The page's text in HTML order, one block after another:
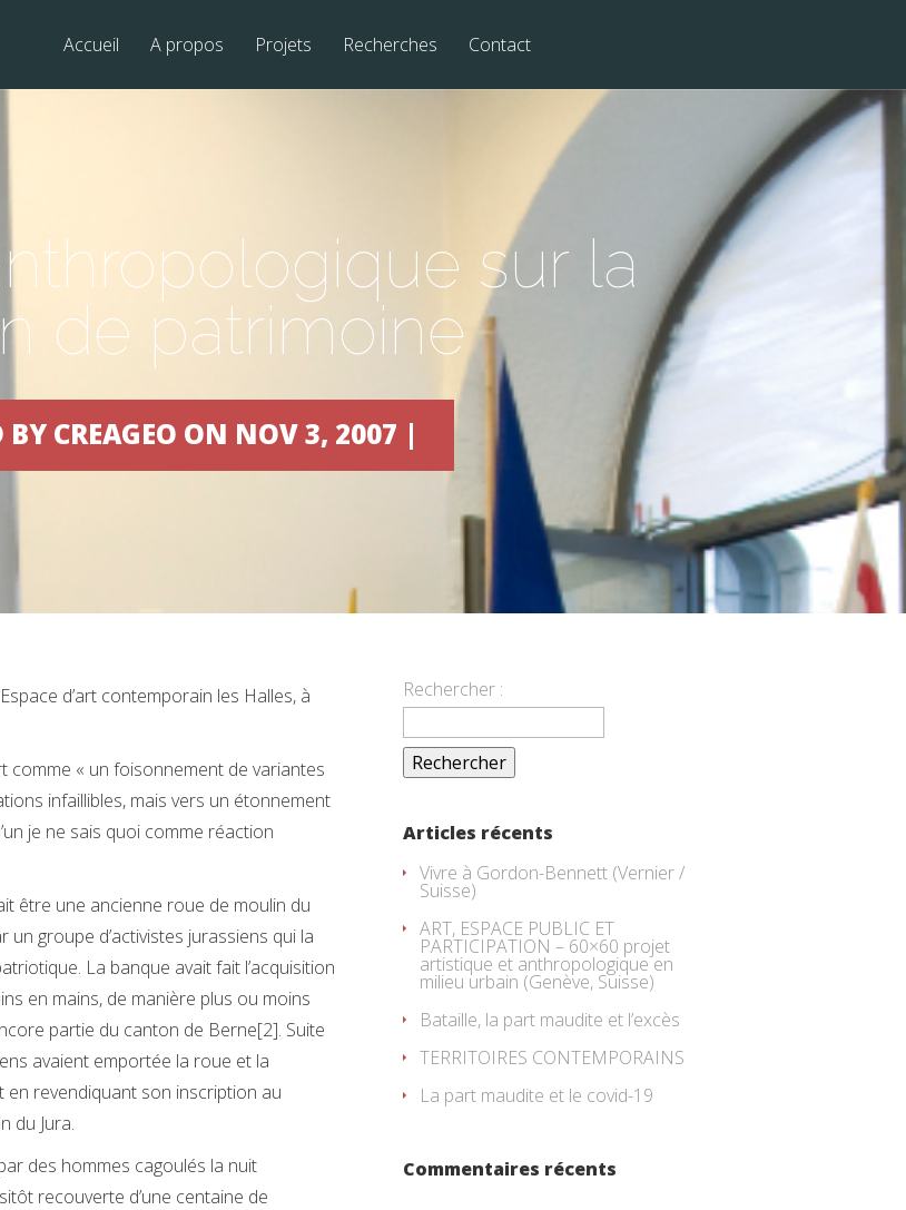
Accueil A propos Projets Recherches Contact
sur la
de patrimoine
BY CREAGEO ON NOV 3, 2007 |
d’art contemporain les Halles, à
comme « un foisonnement de variantes
infaillibles, mais vers un étonnement
je ne sais quoi comme réaction
être une ancienne roue de moulin du
groupe d’activistes jurassiens qui la
La banque avait fait l’acquisition
en mains, de manière plus ou moins
partie du canton de Berne[2]. Suite
avaient emportée la roue et la
revendiquant son inscription au
du Jura.
des hommes cagoulés la nuit
recouverte d’une centaine de
Rechercher :
Articles récents
Vivre à Gordon-Bennett (Vernier /
Suisse)
ART, ESPACE PUBLIC ET
PARTICIPATION – 60×60 projet
artistique et anthropologique en
milieu urbain (Genève, Suisse)
Bataille, la part maudite et l’excès
TERRITOIRES CONTEMPORAINS
La part maudite et le covid-19
Commentaires récents